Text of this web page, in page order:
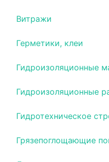
Витражи
Герметики, клеи
Гидроизоляционные
Гидроизоляционные
Гидротехническое
Грязепоглощающие